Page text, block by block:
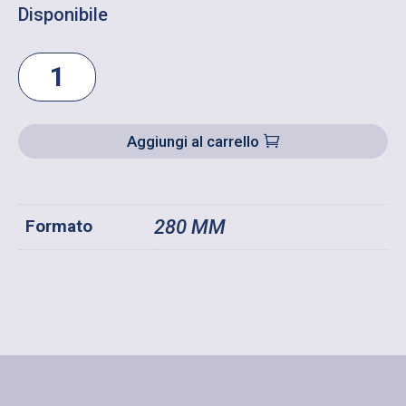
Disponibile
ASTA
MISCELATRICE
IN
PLASTICA
COLORE
Aggiungi al carrello
Formato 280 MM